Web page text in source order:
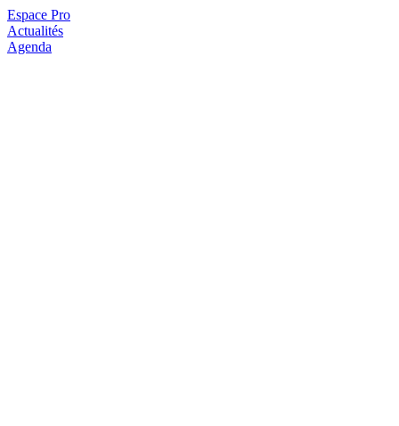
Espace Pro
Actualités
Agenda